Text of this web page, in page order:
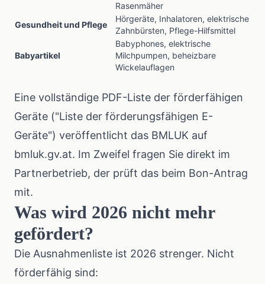
Rasenmäher
Gesundheit und Pflege
Hörgeräte, Inhalatoren, elektrische
Zahnbürsten, Pflege-Hilfsmittel
Babyartikel
Babyphones, elektrische
Milchpumpen, beheizbare
Wickelauflagen
Eine vollständige PDF-Liste der förderfähigen
Geräte ("Liste der förderungsfähigen E-
Geräte") veröffentlicht das BMLUK auf
bmluk.gv.at. Im Zweifel fragen Sie direkt im
Partnerbetrieb, der prüft das beim Bon-Antrag
mit.
Was wird 2026 nicht mehr
gefördert?
Die Ausnahmenliste ist 2026 strenger. Nicht
förderfähig sind: